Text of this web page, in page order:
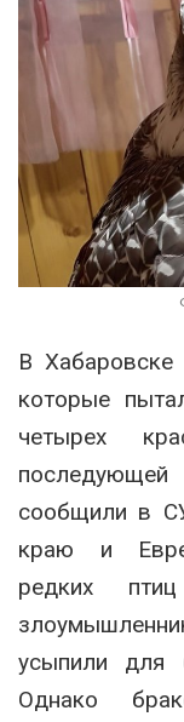
В Хабаровске
которые
четырех
сообщили в
краю и
редких
усыпили для
Однако